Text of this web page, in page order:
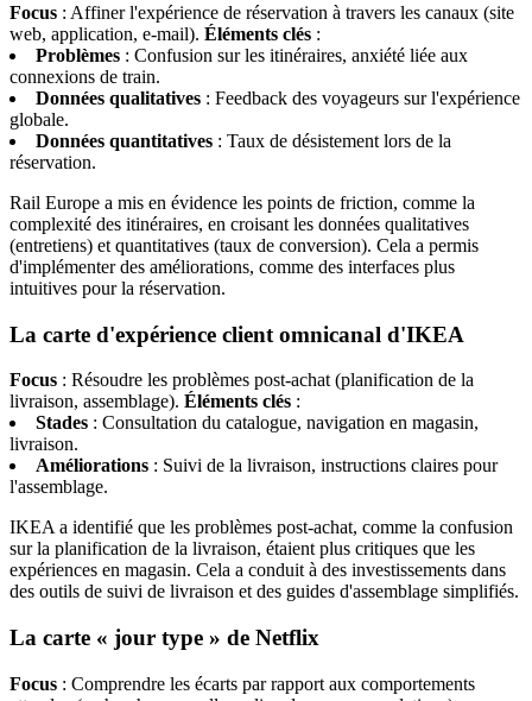
Focus : Affiner l'expérience de réservation à travers les canaux (site
web, application, e-mail). Éléments clés :
Problèmes : Confusion sur les itinéraires, anxiété liée aux
connexions de train.
Données qualitatives : Feedback des voyageurs sur l'expérience
globale.
Données quantitatives : Taux de désistement lors de la
réservation.
Rail Europe a mis en évidence les points de friction, comme la
complexité des itinéraires, en croisant les données qualitatives
(entretiens) et quantitatives (taux de conversion). Cela a permis
d'implémenter des améliorations, comme des interfaces plus
intuitives pour la réservation.
La carte d'expérience client omnicanal d'IKEA
Focus : Résoudre les problèmes post-achat (planification de la
livraison, assemblage). Éléments clés :
Stades : Consultation du catalogue, navigation en magasin,
livraison.
Améliorations : Suivi de la livraison, instructions claires pour
l'assemblage.
IKEA a identifié que les problèmes post-achat, comme la confusion
sur la planification de la livraison, étaient plus critiques que les
expériences en magasin. Cela a conduit à des investissements dans
des outils de suivi de livraison et des guides d'assemblage simplifiés.
La carte « jour type » de Netflix
Focus : Comprendre les écarts par rapport aux comportements